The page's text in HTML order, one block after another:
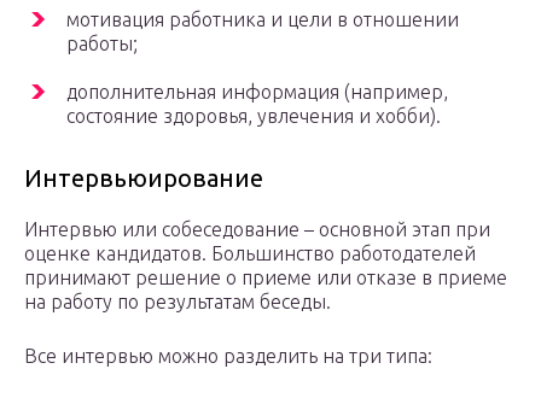
мотивация работника и цели в отношении
работы;
дополнительная информация (например,
состояние здоровья, увлечения и хобби).
Интервьюирование
Интервью или собеседование – основной этап при
оценке кандидатов. Большинство работодателей
принимают решение о приеме или отказе в приеме
на работу по результатам беседы.
Все интервью можно разделить на три типа: